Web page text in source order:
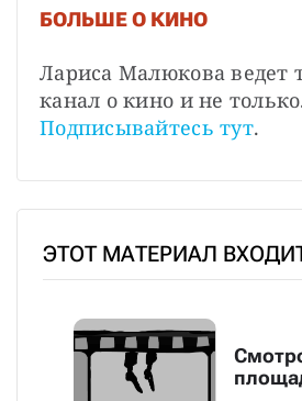
БОЛЬШЕ О КИНО
Лариса Малюкова ведет
Подписывайтесь тут.
ЭТОТ МАТЕРИАЛ